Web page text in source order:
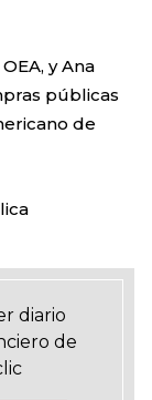
y Ana
públicas
de
diario
de